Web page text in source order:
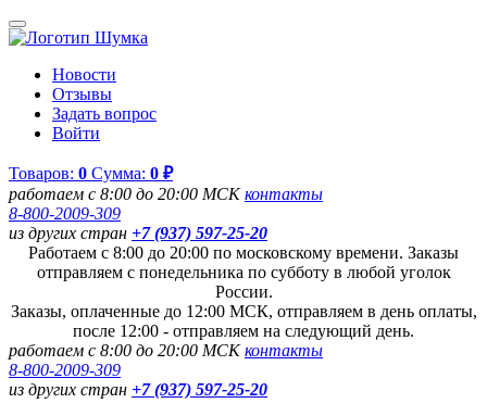
Новости
Отзывы
Задать вопрос
Войти
Товаров: 0 Сумма: 0 ₽
работаем с 8:00 до 20:00 МСКконтакты
8-800-2009-309
из других стран +7 (937) 597-25-20
Работаем с 8:00 до 20:00 по московскому времени. Заказы
отправляем с понедельника по субботу в любой уголок
России.
Заказы, оплаченные до 12:00 МСК, отправляем в день оплаты,
после 12:00 - отправляем на следующий день.
работаем с 8:00 до 20:00 МСКконтакты
8-800-2009-309
из других стран +7 (937) 597-25-20